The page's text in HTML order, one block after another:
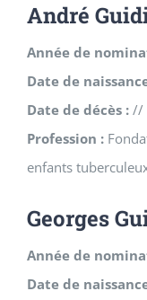
André
Année de
Date de
Date de décès : //
Profession :
enfants tuberculeux
Georges
Année de
Date de